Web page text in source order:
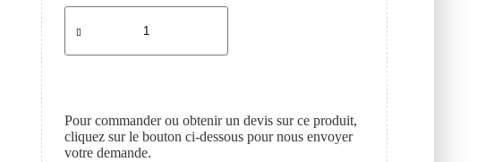
Pour commander ou obtenir un devis sur ce produit,
cliquez sur le bouton ci-dessous pour nous envoyer
votre demande.